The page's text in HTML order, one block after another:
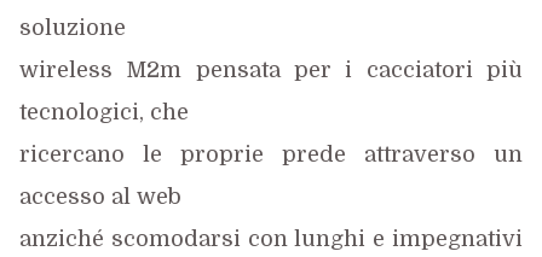
soluzione
wireless M2m pensata per i cacciatori più
tecnologici, che
ricercano le proprie prede attraverso un
accesso al web
anziché scomodarsi con lunghi e impegnativi